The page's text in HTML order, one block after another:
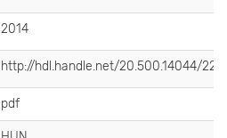
2014
http://hdl.handle.net/20.500.14044/
pdf